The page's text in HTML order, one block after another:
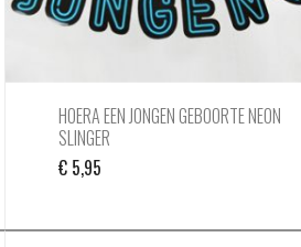
HOERA EEN JONGEN GEBOORTE NEON
SLINGER
€ 5,95